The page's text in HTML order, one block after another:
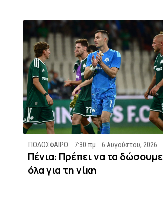
ΠΟΔΟΣΦΑΙΡΟ 7:30 πμ 6 Αυγούστου, 2026
Πένια: Πρέπει να τα δώσουμε
όλα για τη νίκη